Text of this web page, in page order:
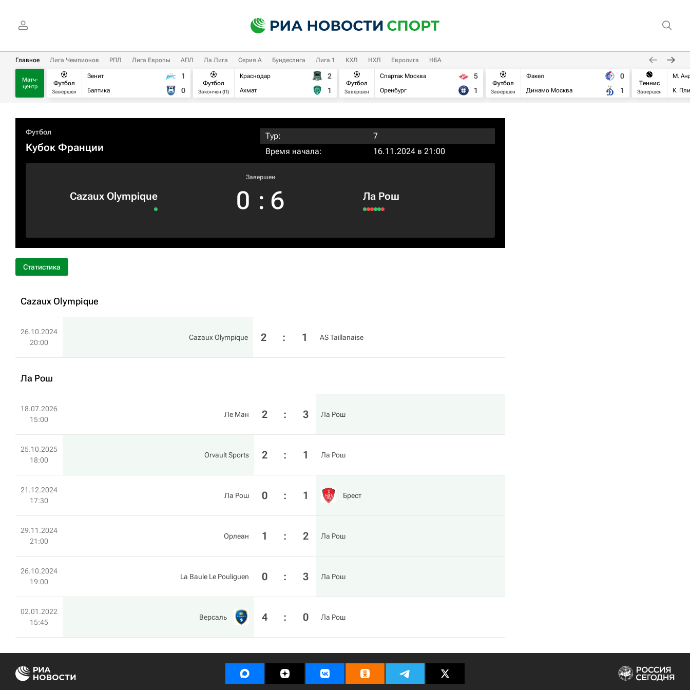
Главное Лига Чемпионов РПЛ Лига Европы АПЛ Ла Лига Серия А Бундеслига Лига 1 КХЛ НХЛ Евролига НБА
Матч-
центр
Футбол
Завершен
Зенит
Балтика
1
0
Футбол
Закончен (П)
Краснодар
Ахмат
2
1
Футбол
Завершен
Спартак Москва
Оренбург
5
1
Футбол
Завершен
Факел
Динамо Москва
0
1
Теннис
Завершен
М.
К.
Футбол
Кубок Франции
Тур:
7
Время начала:
16.11.2024 в 21:00
Cazaux Olympique
Завершен
0 : 6 Ла Рош
Статистика
Cazaux Olympique
26.10.2024
20:00
Cazaux Olympique 2 : 1 AS Taillanaise
Ла Рош
18.07.2026
15:00
Ле Ман 2 : 3 Ла Рош
25.10.2025
18:00
Orvault Sports 2 : 1 Ла Рош
21.12.2024
17:30
Ла Рош 0 : 1 Брест
29.11.2024
21:00
Орлеан 1 : 2 Ла Рош
26.10.2024
19:00
La Baule Le Pouliguen 0 : 3 Ла Рош
02.01.2022
15:45
Версаль 4 : 0 Ла Рош